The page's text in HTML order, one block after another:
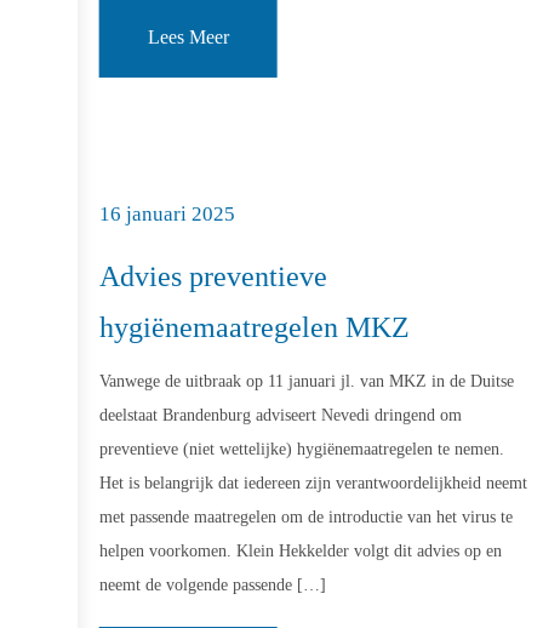
Lees Meer
16 januari 2025
Advies preventieve
hygiënemaatregelen MKZ
Vanwege de uitbraak op 11 januari jl. van MKZ in de Duitse
deelstaat Brandenburg adviseert Nevedi dringend om
preventieve (niet wettelijke) hygiënemaatregelen te nemen.
Het is belangrijk dat iedereen zijn verantwoordelijkheid neemt
met passende maatregelen om de introductie van het virus te
helpen voorkomen. Klein Hekkelder volgt dit advies op en
neemt de volgende passende […]